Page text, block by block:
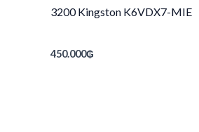
3200 Kingston K6VDX7-MIE
450.000₲